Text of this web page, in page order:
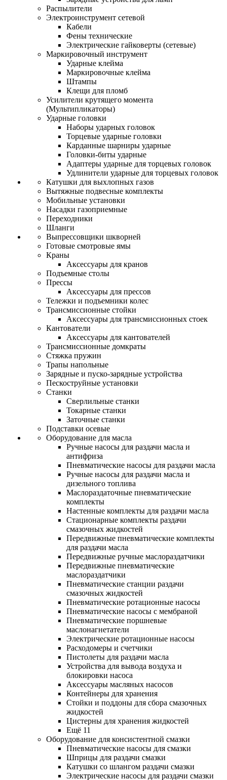
Распылители
Электроинструмент сетевой
Кабели
Фены технические
Электрические гайковерты (сетевые)
Маркировочный инструмент
Ударные клейма
Маркировочные клейма
Штампы
Клещи для пломб
Усилители крутящего момента
(Мультипликаторы)
Ударные головки
Наборы ударных головок
Торцевые ударные головки
Карданные шарниры ударные
Головки-биты ударные
Адаптеры ударные для торцевых головок
Удлинители ударные для торцевых головок
Катушки для выхлопных газов
Вытяжные подвесные комплекты
Мобильные установки
Насадки газоприемные
Переходники
Шланги
Выпрессовщики шкворней
Готовые смотровые ямы
Краны
Аксессуары для кранов
Подъемные столы
Прессы
Аксессуары для прессов
Тележки и подъемники колес
Трансмиссионные стойки
Аксессуары для трансмиссионных стоек
Кантователи
Аксессуары для кантователей
Трансмиссионные домкраты
Стяжка пружин
Трапы напольные
Зарядные и пуско-зарядные устройства
Пескоструйные установки
Станки
Сверлильные станки
Токарные станки
Заточные станки
Подставки осевые
Оборудование для масла
Ручные насосы для раздачи масла и
антифриза
Пневматические насосы для раздачи масла
Ручные насосы для раздачи масла и
дизельного топлива
Маслораздаточные пневматические
комплекты
Настенные комплекты для раздачи масла
Стационарные комплекты раздачи
смазочных жидкостей
Передвижные пневматические комплекты
для раздачи масла
Передвижные ручные маслораздатчики
Передвижные пневматические
маслораздатчики
Пневматические станции раздачи
смазочных жидкостей
Пневматические ротационные насосы
Пневматические насосы с мембраной
Пневматические поршневые
маслонагнетатели
Электрические ротационные насосы
Расходомеры и счетчики
Пистолеты для раздачи масла
Устройства для вывода воздуха и
блокировки насоса
Аксессуары масляных насосов
Контейнеры для хранения
Стойки и поддоны для сбора смазочных
жидкостей
Цистерны для хранения жидкостей
Ещё 11
Оборудование для консистентной смазки
Пневматические насосы для смазки
Шприцы для раздачи смазки
Катушки со шлангом раздачи смазки
Электрические насосы для раздачи смазки